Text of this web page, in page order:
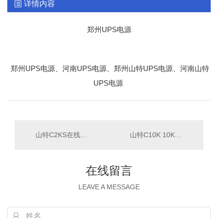
详情内容
郑州UPS电源
郑州UPS电源、河南UPS电源、郑州山特UPS电源、河南山特
UPS电源
在线留言
LEAVE A MESSAGE